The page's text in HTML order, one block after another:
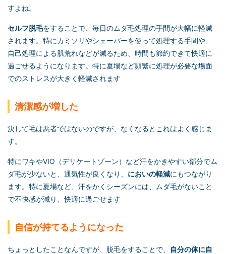
すよね。
セルフ脱毛をすることで、毎日のムダ毛処理の手間が大幅に軽減
されます。特にカミソリやシェーバーを使って処理する手間や、
自己処理による肌荒れなどが減るため、時間も節約できて快適に
過ごせるようになります。特に夏場など頻繁に処理が必要な場面
でのストレスが大きく軽減されます
清潔感が増した
決して毛は悪者ではないのですが、なくなるとこれはよく感じま
す。
特にワキやVIO（デリケートゾーン）など汗をかきやすい部分でム
ダ毛が少ないと、通気性が良くなり、 においの軽減にもつながり
ます。特に夏場など、汗をかくシーズンには、ムダ毛がないこと
で不快感が減り、快適に過ごせます
自信が持てるようになった
ちょっとしたことなんですが、脱毛をすることで、
自分の体に自